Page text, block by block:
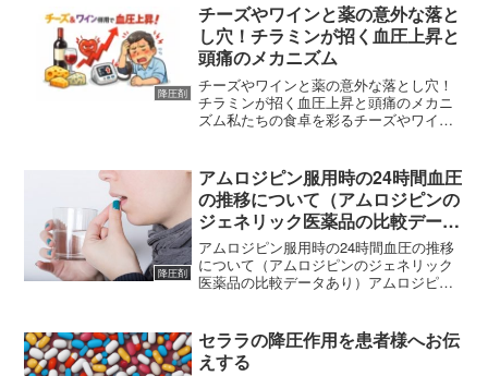
降圧剤
チーズやワインと薬の意外な落と
し穴！チラミンが招く血圧上昇と
頭痛のメカニズム
チーズやワインと薬の意外な落とし穴！
チラミンが招く血圧上昇と頭痛のメカニ
ズム私たちの食卓を彩るチーズやワイ
食品ですが、実は特定の薬を服用してい
る方にとっては、思わぬ健康...
降圧剤
アムロジピン服用時の24時間血圧
の推移について（アムロジピンの
ジェネリック医薬品の比較データ
あり）
アムロジピン服用時の24時間血圧の推移
について（アムロジピンのジェネリック
医薬品の比較データあり）アムロジピン
してその降圧効果を感じるためには定常
状態（薬の効き目が安...
セララの降圧作用を患者様へお伝
えする